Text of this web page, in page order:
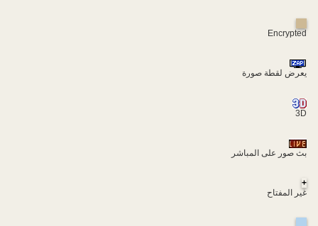
Encrypted
يعرض لقطة صورة
3D
بث صور على المباشر
+
غير المفتاح